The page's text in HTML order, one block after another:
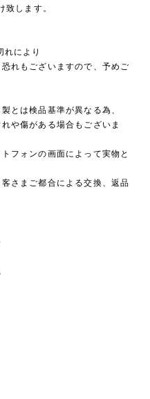
します。
れにより
れもございますので、予めご
とは検品基準が異なる為、
や傷がある場合もございま
フォンの画面によって実物と
さまご都合による交換、返品